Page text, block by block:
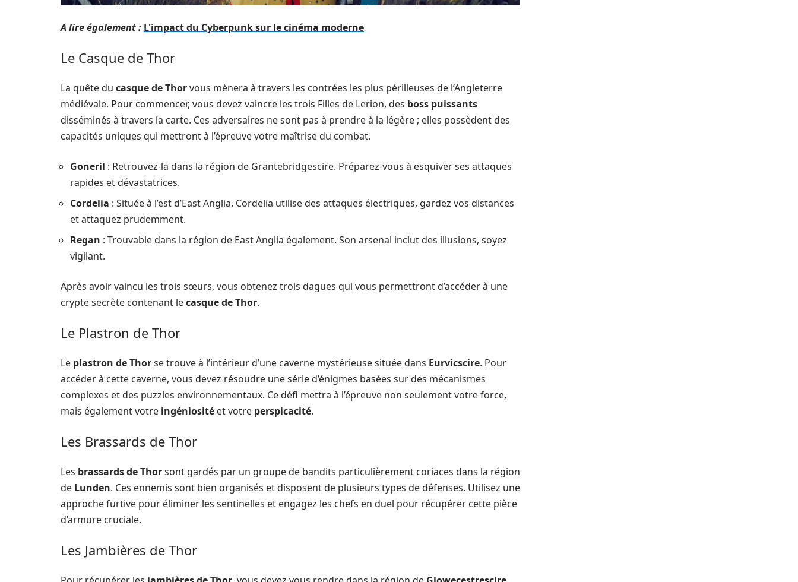
A lire également : L'impact du Cyberpunk sur le cinéma moderne
Le Casque de Thor
La quête du casque de Thorvous mènera à travers les contrées les plus périlleuses de l’Angleterre
médiévale. Pour commencer, vous devez vaincre les trois Filles de Lerion, des boss puissants
disséminés à travers la carte. Ces adversaires ne sont pas à prendre à la légère ; elles possèdent des
capacités uniques qui mettront à l’épreuve votre maîtrise du combat.
Goneril : Retrouvez-la dans la région de Grantebridgescire. Préparez-vous à esquiver ses attaques
rapides et dévastatrices.
Cordelia : Située à l’est d’East Anglia. Cordelia utilise des attaques électriques, gardez vos distances
et attaquez prudemment.
Regan : Trouvable dans la région de East Anglia également. Son arsenal inclut des illusions, soyez
vigilant.
Après avoir vaincu les trois sœurs, vous obtenez trois dagues qui vous permettront d’accéder à une
crypte secrète contenant lecasque de Thor.
Le Plastron de Thor
Le plastron de Thorse trouve à l’intérieur d’une caverne mystérieuse située dans Eurvicscire. Pour
accéder à cette caverne, vous devez résoudre une série d’énigmes basées sur des mécanismes
complexes et des puzzles environnementaux. Ce défi mettra à l’épreuve non seulement votre force,
mais également votre ingéniosité et votre perspicacité.
Les Brassards de Thor
Les brassards de Thorsont gardés par un groupe de bandits particulièrement coriaces dans la région
de Lunden. Ces ennemis sont bien organisés et disposent de plusieurs types de défenses. Utilisez une
approche furtive pour éliminer les sentinelles et engagez les chefs en duel pour récupérer cette pièce
d’armure cruciale.
Les Jambières de Thor